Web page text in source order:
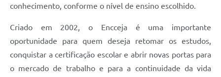
conhecimento, conforme o nível de ensino escolhido.
Criado em 2002, o Encceja é uma importante
oportunidade para quem deseja retomar os estudos,
conquistar a certificação escolar e abrir novas portas para
o mercado de trabalho e para a continuidade da vida